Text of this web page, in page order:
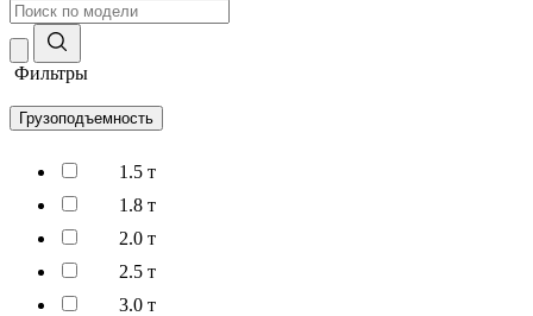
Фильтры
Грузоподъемность
1.5 т
1.8 т
2.0 т
2.5 т
3.0 т